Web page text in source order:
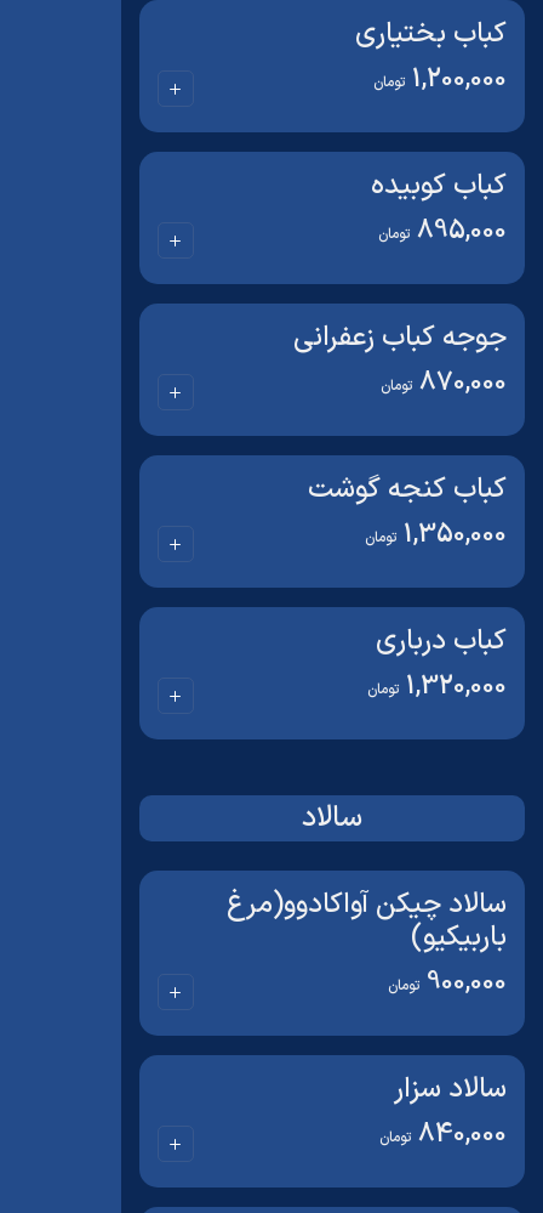
کباب بختیاری
1,200,000 تومان
کباب کوبیده
895,000 تومان
جوجه کباب زعفرانی
870,000 تومان
کباب کنجه گوشت
1,350,000 تومان
کباب درباری
1,320,000 تومان
سالاد
سالاد چیکن آواکادوو(مرغ
باربیکیو)
900,000 تومان
سالاد سزار
840,000 تومان